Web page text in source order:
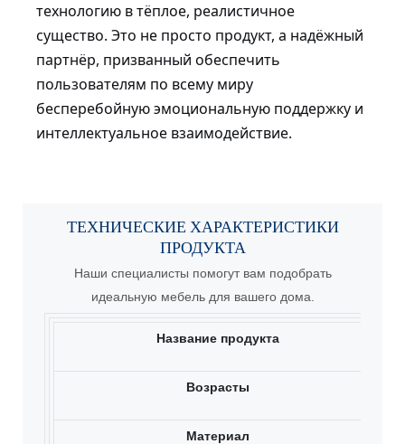
технологию в тёплое, реалистичное
существо. Это не просто продукт, а надёжный
партнёр, призванный обеспечить
пользователям по всему миру
бесперебойную эмоциональную поддержку и
интеллектуальное взаимодействие.
ТЕХНИЧЕСКИЕ ХАРАКТЕРИСТИКИ
ПРОДУКТА
Наши специалисты помогут вам подобрать
идеальную мебель для вашего дома.
Название продукта
Возрасты
Материал